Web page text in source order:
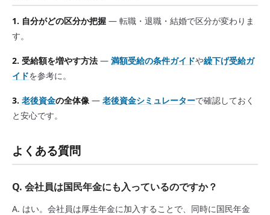
1. 自分がどの区分か把握 — 転職・退職・結婚で区分が変わりま
す。
2. 受給額を増やす方法 — 満額受給の条件ガイドや繰下げ受給ガ
イドを参考に。
3. 老後資金の全体像 — 老後資金シミュレーターで確認しておく
と安心です。
よくある質問
Q. 会社員は国民年金にも入っているのですか？
A. はい。会社員は厚生年金に加入することで、同時に国民年金